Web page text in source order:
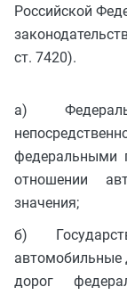
Российской
ст. 7420).
а)
федеральными
отношении
значения;
б)
автомобильные
дорог